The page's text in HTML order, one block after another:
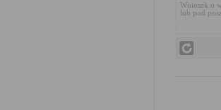
Wniosek o
lub pod